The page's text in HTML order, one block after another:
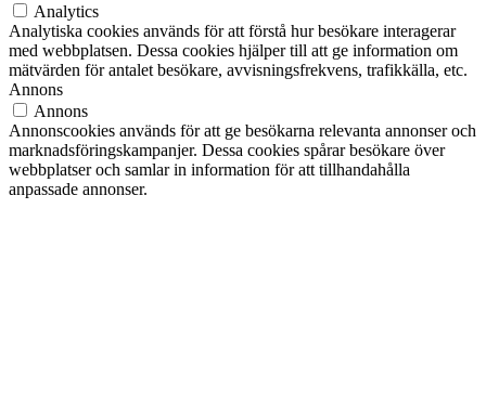
Analytics
Analytiska cookies används för att förstå hur besökare interagerar
med webbplatsen. Dessa cookies hjälper till att ge information om
mätvärden för antalet besökare, avvisningsfrekvens, trafikkälla, etc.
Annons
Annons
Annonscookies används för att ge besökarna relevanta annonser och
marknadsföringskampanjer. Dessa cookies spårar besökare över
webbplatser och samlar in information för att tillhandahålla
anpassade annonser.